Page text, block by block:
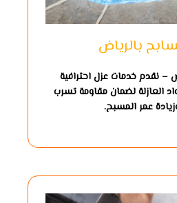
بالرياض
– نقدم خدمات عزل احترافية
العازلة لضمان مقاومة تسرب
عمر المسبح.